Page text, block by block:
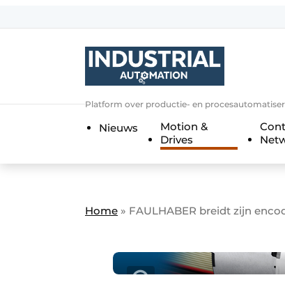
Algemene voorwaarden
Contact
Direct contact
Evenement aanmelden
Meest gelezen
Platform over productie- en
Nieuws
Motion &
Drives
Home » FAULHABER breidt zijn